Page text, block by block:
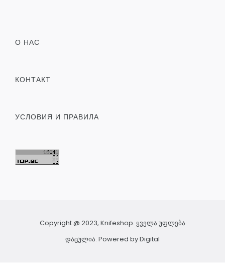
О НАС
КОНТАКТ
УСЛОВИЯ И ПРАВИЛА
Copyright @ 2023, Knifeshop. ყველა უფლება
დაცულია. Powered byDigital